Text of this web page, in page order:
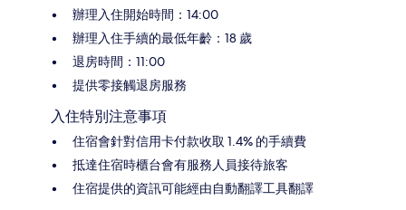
辦理入住開始時間：14:00
辦理入住手續的最低年齡：18 歲
退房時間：11:00
提供零接觸退房服務
入住特別注意事項
住宿會針對信用卡付款收取 1.4% 的手續費
抵達住宿時櫃台會有服務人員接待旅客
住宿提供的資訊可能經由自動翻譯工具翻譯